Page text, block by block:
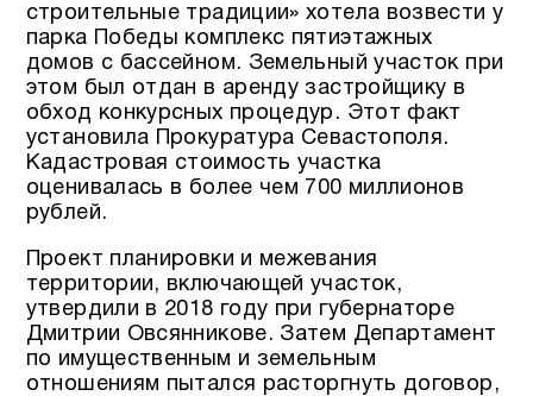
строительные традиции» хотела возвести у
парка Победы комплекс пятиэтажных
домов с бассейном. Земельный участок при
этом был отдан в аренду застройщику в
обход конкурсных процедур. Этот факт
установила Прокуратура Севастополя.
Кадастровая стоимость участка
оценивалась в более чем 700 миллионов
рублей.
Проект планировки и межевания
территории, включающей участок,
утвердили в 2018 году при губернаторе
Дмитрии Овсянникове. Затем Департамент
по имущественным и земельным
отношениям пытался расторгнуть договор,